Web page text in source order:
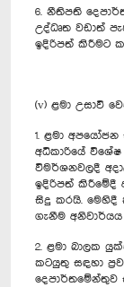
6. නීතිපති
උද්ධෘත වඩාත්
ඉදිරිපත් කිරීමට
(v) ළමා උසාවි
1. ළමා
අධිකාරියේ
විමර්ශනවලදී
ඉදිරිපත් කිරීමේදී
සිදු කරයි. මෙහිදී
ගැනීම අනිවාර්යය
2. ළමා බාලක
කටයුතු සඳහා
දෙපාර්තමේන්තුව